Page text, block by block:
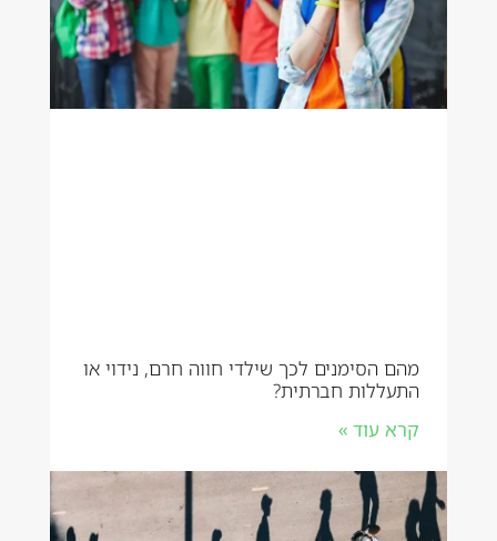
מהם הסימנים לכך שילדי חווה חרם, נידוי או
התעללות חברתית?
קרא עוד »